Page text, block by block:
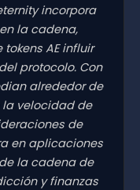
incorpora
la cadena,
AE influir
protocolo. Con
alrededor de
la velocidad de
de
en aplicaciones
la cadena de
y finanzas